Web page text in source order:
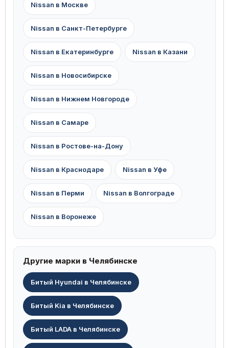
Nissan в Москве
Nissan в Санкт-Петербурге
Nissan в Екатеринбурге Nissan в Казани
Nissan в Новосибирске
Nissan в Нижнем Новгороде
Nissan в Самаре
Nissan в Ростове-на-Дону
Nissan в Краснодаре Nissan в Уфе
Nissan в Перми Nissan в Волгограде
Nissan в Воронеже
Другие марки в Челябинске
Битый Hyundai в Челябинске
Битый Kia в Челябинске
Битый LADA в Челябинске